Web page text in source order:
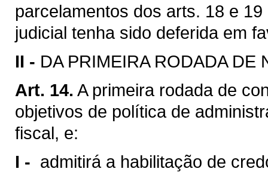
parcelamentos dos arts. 18 e
judicial tenha sido deferida em
II - DA PRIMEIRA RODADA DE
Art. 14. A primeira rodada de
objetivos de política de
fiscal, e:
I - admitirá a habilitação de